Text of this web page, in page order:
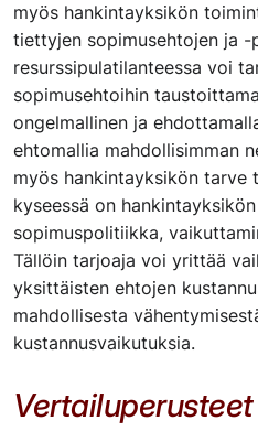
myös hankintayksikön
tiettyjen sopimusehtojen ja
resurssipulatilanteessa voi
sopimusehtoihin
ongelmallinen ja
ehtomallia mahdollisimman
myös hankintayksikön tarve
kyseessä on
sopimuspolitiikka,
Tällöin tarjoaja voi yrittää
yksittäisten ehtojen
mahdollisesta
kustannusvaikutuksia.
Vertailuperusteet